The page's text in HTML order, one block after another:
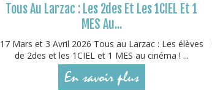
Tous Au Larzac : Les 2des Et Les 1CIEL Et 1
MES Au...
17 Mars et 3 Avril 2026 Tous au Larzac : Les élèves
de 2des et les 1CIEL et 1 MES au cinéma ! ...
En savoir plus